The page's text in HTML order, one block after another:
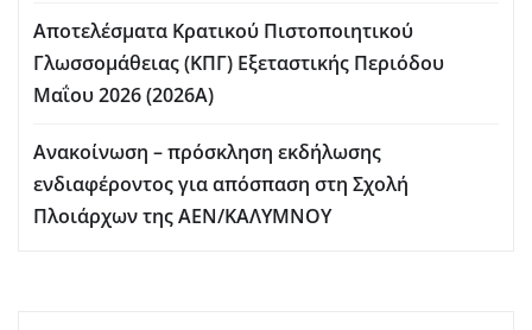
Αποτελέσματα Κρατικού Πιστοποιητικού
Γλωσσομάθειας (ΚΠΓ) Εξεταστικής Περιόδου
Μαΐου 2026 (2026Α)
Ανακοίνωση – πρόσκληση εκδήλωσης
ενδιαφέροντος για απόσπαση στη Σχολή
Πλοιάρχων της ΑΕΝ/ΚΑΛΥΜΝΟΥ